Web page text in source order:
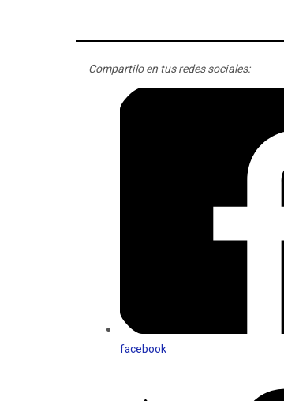
Compartilo en tus redes sociales:
facebook